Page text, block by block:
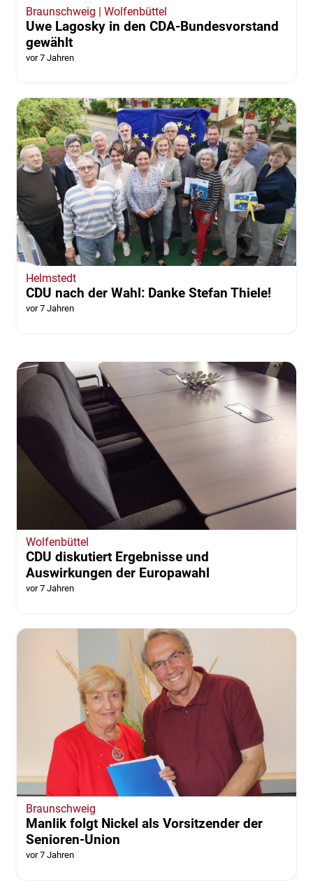
Braunschweig | Wolfenbüttel
Uwe Lagosky in den CDA-Bundesvorstand
gewählt
vor 7 Jahren
Helmstedt
CDU nach der Wahl: Danke Stefan Thiele!
vor 7 Jahren
Wolfenbüttel
CDU diskutiert Ergebnisse und
Auswirkungen der Europawahl
vor 7 Jahren
Braunschweig
Manlik folgt Nickel als Vorsitzender der
Senioren-Union
vor 7 Jahren